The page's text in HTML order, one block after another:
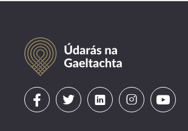
Údarás na Gaeltachta
VisitVisitVisitVisitVisit